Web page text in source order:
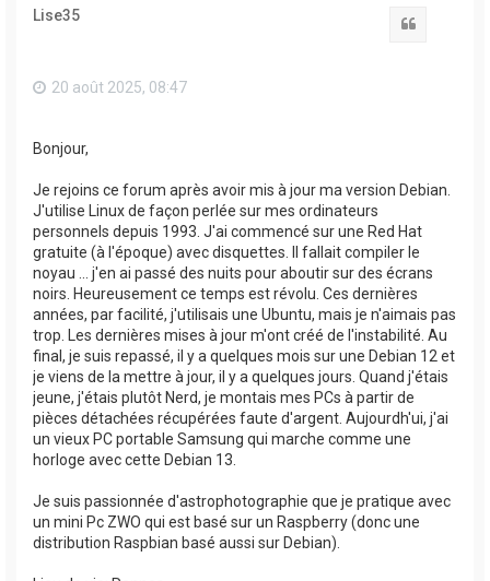
Lise35
20 août 2025, 08:47
Bonjour,
Je rejoins ce forum après avoir mis à jour ma version Debian.
J'utilise Linux de façon perlée sur mes ordinateurs
personnels depuis 1993. J'ai commencé sur une Red Hat
gratuite (à l'époque) avec disquettes. Il fallait compiler le
noyau ... j'en ai passé des nuits pour aboutir sur des écrans
noirs. Heureusement ce temps est révolu. Ces dernières
années, par facilité, j'utilisais une Ubuntu, mais je n'aimais pas
trop. Les dernières mises à jour m'ont créé de l'instabilité. Au
final, je suis repassé, il y a quelques mois sur une Debian 12 et
je viens de la mettre à jour, il y a quelques jours. Quand j'étais
jeune, j'étais plutôt Nerd, je montais mes PCs à partir de
pièces détachées récupérées faute d'argent. Aujourdh'ui, j'ai
un vieux PC portable Samsung qui marche comme une
horloge avec cette Debian 13.
Je suis passionnée d'astrophotographie que je pratique avec
un mini Pc ZWO qui est basé sur un Raspberry (donc une
distribution Raspbian basé aussi sur Debian).